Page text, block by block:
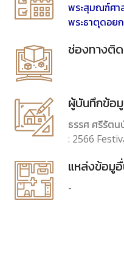
พระสุมณฑ์ศ
พระธาตุดอย
ช่องทางติ
ผู้บันทึกข้อ
ธรรศ ศรีรัตน
: 2566
แหล่งข้อมู
-